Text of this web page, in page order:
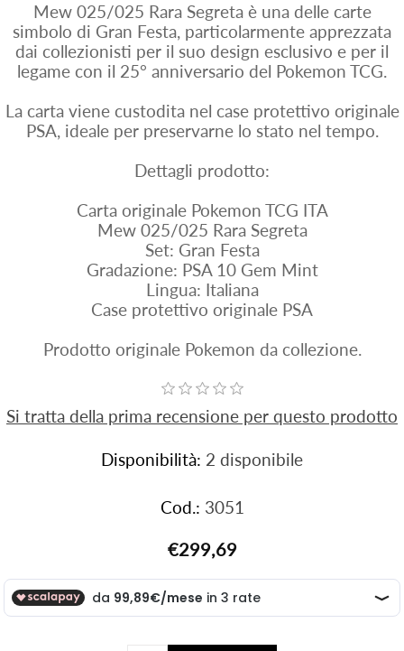
Mew 025/025 Rara Segreta è una delle carte
simbolo di Gran Festa, particolarmente apprezzata
dai collezionisti per il suo design esclusivo e per il
legame con il 25° anniversario del Pokemon TCG.
La carta viene custodita nel case protettivo originale
PSA, ideale per preservarne lo stato nel tempo.
Dettagli prodotto:
Carta originale Pokemon TCG ITA
Mew 025/025 Rara Segreta
Set: Gran Festa
Gradazione: PSA 10 Gem Mint
Lingua: Italiana
Case protettivo originale PSA
Prodotto originale Pokemon da collezione.
Si tratta della prima recensione per questo prodotto
Disponibilità: 2 disponibile
Cod.: 3051
€299,69